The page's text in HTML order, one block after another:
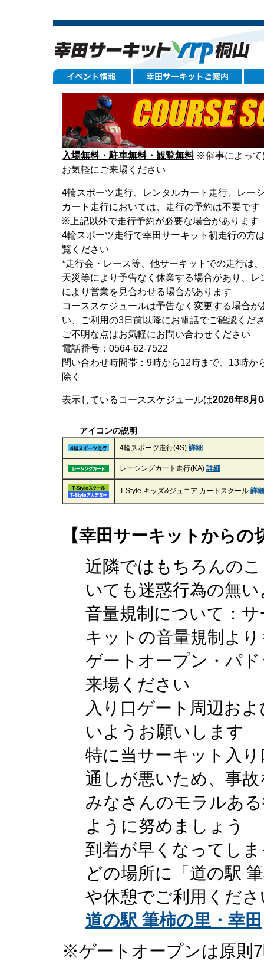
入場無料・駐車無料・観覧無料※催事によって
お気軽にご来場ください
4輪スポーツ走行、レンタルカート走行、レー
カート走行においては、走行の予約は不要です
※上記以外で走行予約が必要な場合がありま
4輪スポーツ走行で幸田サーキット初走行の方
覧ください
*走行会・レース等、他サーキットでの走行は
天災等により予告なく休業する場合があり、
により営業を見合わせる場合があります
コーススケジュールは予告なく変更する場合
い、ご利用の3日前以降にお電話でご確認くだ
ご不明な点はお気軽にお問い合わせください
電話番号：0564-62-7522
問い合わせ時間帯：9時から12時まで、13時か
除く
表示しているコーススケジュールは2026年8月
アイコンの説明
4輪スポーツ走行(4S) 詳細
レーシングカート走行(KA) 詳細
T-Style キッズ&ジュニア カートスクール 詳細
【幸田サーキットからの
近隣ではもちろんの
いても迷惑行為の無
音量規制について：
キットの音量規制よ
ゲートオープン・パ
来場ください
入り口ゲート周辺お
いようお願いします
特に当サーキット入
通しが悪いため、事
みなさんのモラルあ
ように努めましょう
到着が早くなってし
どの場所に「道の駅
や休憩でご利用くださ
道の駅 筆柿の里・幸田
※ゲートオープンは原則